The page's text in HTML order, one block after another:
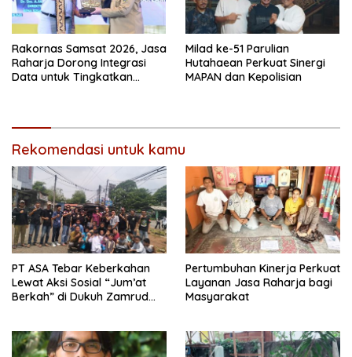
Rakornas Samsat 2026, Jasa
Raharja Dorong Integrasi
Data untuk Tingkatkan
Milad ke-51 Parulian
Hutahaean Perkuat Sinergi
MAPAN dan Kepolisian
Rekomendasi untuk kamu
PT ASA Tebar Keberkahan
Lewat Aksi Sosial “Jum’at
Berkah” di Dukuh Zamrud
Pertumbuhan Kinerja Perkuat
Layanan Jasa Raharja bagi
Masyarakat